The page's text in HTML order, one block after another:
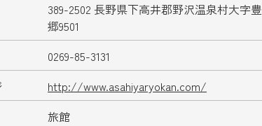
389-2502 長野県下高井郡野沢温泉村大字豊
郷9501
0269-85-3131
http://www.asahiyaryokan.com/
旅館